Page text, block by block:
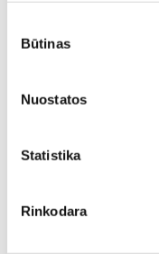
pasirinkimas
Būtinas
Nuostatos
Statistika
Rinkodara
Techniniai
PREKĖS KODAS